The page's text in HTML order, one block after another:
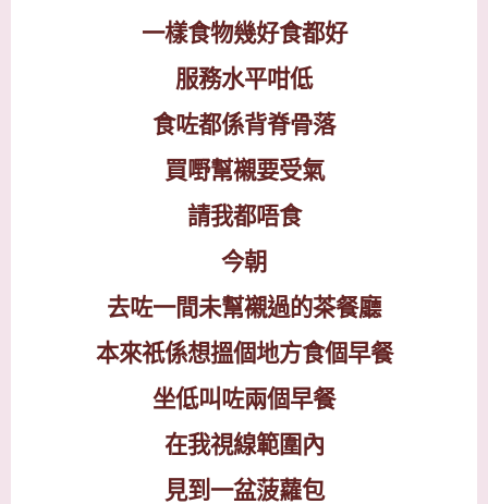
一樣食物幾好食都好
服務水平咁低
食咗都係背脊骨落
買嘢幫襯要受氣
請我都唔食
今朝
去咗一間未幫襯過的茶餐廳
本來祇係想搵個地方食個早餐
坐低叫咗兩個早餐
在我視線範圍內
見到一盆菠蘿包